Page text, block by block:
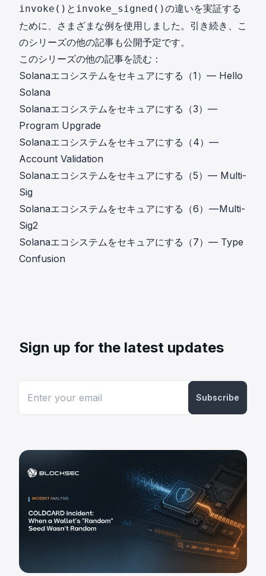
invoke() と invoke_signed()の違いを実証する
ために、さまざまな例を使用しました。引き続き、こ
のシリーズの他の記事も公開予定です。
このシリーズの他の記事を読む：
Solanaエコシステムをセキュアにする（1）— Hello
Solana
Solanaエコシステムをセキュアにする（3）—
Program Upgrade
Solanaエコシステムをセキュアにする（4）—
Account Validation
Solanaエコシステムをセキュアにする（5）— Multi-
Sig
Solanaエコシステムをセキュアにする（6） — Multi-
Sig2
Solanaエコシステムをセキュアにする（7）— Type
Confusion
Sign up for the latest updates
Subscribe